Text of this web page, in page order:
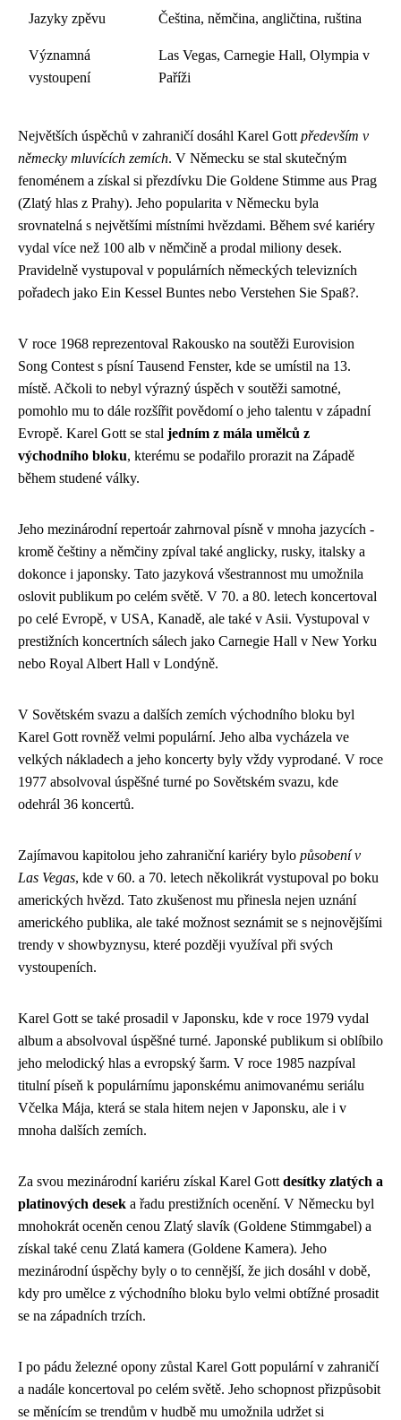
Jazyky zpěvu Čeština, němčina, angličtina, ruština
Významná
vystoupení
Las Vegas, Carnegie Hall, Olympia v
Paříži
Největších úspěchů v zahraničí dosáhl Karel Gott především v
německy mluvících zemích. V Německu se stal skutečným
fenoménem a získal si přezdívku Die Goldene Stimme aus Prag
(Zlatý hlas z Prahy). Jeho popularita v Německu byla
srovnatelná s největšími místními hvězdami. Během své kariéry
vydal více než 100 alb v němčině a prodal miliony desek.
Pravidelně vystupoval v populárních německých televizních
pořadech jako Ein Kessel Buntes nebo Verstehen Sie Spaß?.
V roce 1968 reprezentoval Rakousko na soutěži Eurovision
Song Contest s písní Tausend Fenster, kde se umístil na 13.
místě. Ačkoli to nebyl výrazný úspěch v soutěži samotné,
pomohlo mu to dále rozšířit povědomí o jeho talentu v západní
Evropě. Karel Gott se stal jedním z mála umělců z
východního bloku, kterému se podařilo prorazit na Západě
během studené války.
Jeho mezinárodní repertoár zahrnoval písně v mnoha jazycích -
kromě češtiny a němčiny zpíval také anglicky, rusky, italsky a
dokonce i japonsky. Tato jazyková všestrannost mu umožnila
oslovit publikum po celém světě. V 70. a 80. letech koncertoval
po celé Evropě, v USA, Kanadě, ale také v Asii. Vystupoval v
prestižních koncertních sálech jako Carnegie Hall v New Yorku
nebo Royal Albert Hall v Londýně.
V Sovětském svazu a dalších zemích východního bloku byl
Karel Gott rovněž velmi populární. Jeho alba vycházela ve
velkých nákladech a jeho koncerty byly vždy vyprodané. V roce
1977 absolvoval úspěšné turné po Sovětském svazu, kde
odehrál 36 koncertů.
Zajímavou kapitolou jeho zahraniční kariéry bylo působení v
Las Vegas, kde v 60. a 70. letech několikrát vystupoval po boku
amerických hvězd. Tato zkušenost mu přinesla nejen uznání
amerického publika, ale také možnost seznámit se s nejnovějšími
trendy v showbyznysu, které později využíval při svých
vystoupeních.
Karel Gott se také prosadil v Japonsku, kde v roce 1979 vydal
album a absolvoval úspěšné turné. Japonské publikum si oblíbilo
jeho melodický hlas a evropský šarm. V roce 1985 nazpíval
titulní píseň k populárnímu japonskému animovanému seriálu
Včelka Mája, která se stala hitem nejen v Japonsku, ale i v
mnoha dalších zemích.
Za svou mezinárodní kariéru získal Karel Gott desítky zlatých a
platinových desek a řadu prestižních ocenění. V Německu byl
mnohokrát oceněn cenou Zlatý slavík (Goldene Stimmgabel) a
získal také cenu Zlatá kamera (Goldene Kamera). Jeho
mezinárodní úspěchy byly o to cennější, že jich dosáhl v době,
kdy pro umělce z východního bloku bylo velmi obtížné prosadit
se na západních trzích.
I po pádu železné opony zůstal Karel Gott populární v zahraničí
a nadále koncertoval po celém světě. Jeho schopnost přizpůsobit
se měnícím se trendům v hudbě mu umožnila udržet si